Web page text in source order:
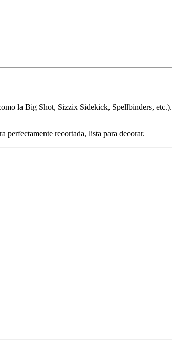
la Big Shot, Sizzix Sidekick, Spellbinders, etc.).
perfectamente recortada, lista para decorar.